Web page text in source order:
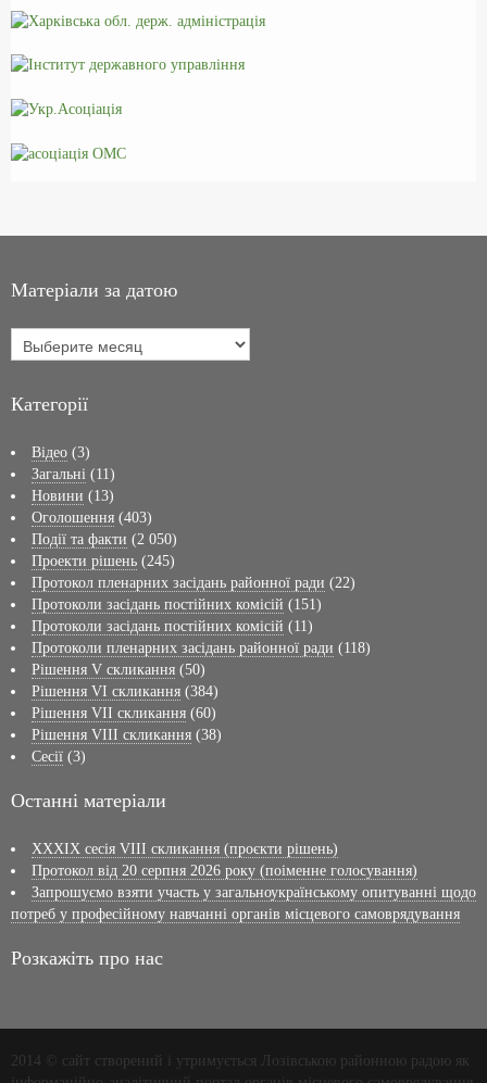
Матеріали за датою
Категорії
Відео (3)
Загальні (11)
Новини (13)
Оголошення (403)
Події та факти (2 050)
Проекти рішень (245)
Протокол пленарних засідань районної ради (22)
Протоколи засідань постійних комісій (151)
Протоколи засідань постійних комісій (11)
Протоколи пленарних засідань районної ради (118)
Рішення V скликання (50)
Рішення VI скликання (384)
Рішення VII скликання (60)
Рішення VIII скликання (38)
Сесії (3)
Останні матеріали
XXXIX сесія VІІI скликання (проєкти рішень)
Протокол від 20 серпня 2026 року (поіменне голосування)
Запрошуємо взяти участь у загальноукраїнському опитуванні щодо
потреб у професійному навчанні органів місцевого самоврядування
Розкажіть про нас
2014 © сайт створений і утримується Лозівською районною радою як